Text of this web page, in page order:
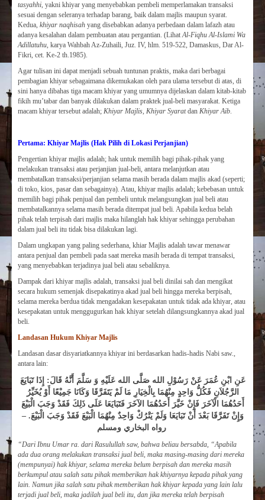
tasyahhi, yakni khiyar yang menyebabkan pembeli memperlamakan transaksi
sesuai dengan seleranya terhadap barang, baik dalam majlis maupun syarat.
Kedua, khiyar naqhisah yang disebabkan adanya perbedaan dalam lafazh atau
adanya kesalahan dalam pembuatan atau pergantian. (LihatAl-Fiqhu Al-Islami Wa
Adillatuhu, karya Wahbah Az-Zuhaili, Juz. IV, hlm. 519-522, Damaskus, Dar Al-
Fikri, cet. Ke-2 th.1985).
Agar tulisan ini dapat menjadi sebuah tuntunan praktis, maka dari berbagai
pembagian khiyar sebagaimana dikemukakan oleh para ulama tersebut di atas, di
sini hanya dibahas tiga macam khiyar yang umumnya dijelaskan dalam kitab-kitab
fikih mu’tabar dan banyak dilakukan dalam praktek jual-beli masyarakat. Ketiga
macam khiyar tersebut adalah; Khiyar Majlis, Khiyar Syaratdan Khiyar Aib.
Pertama: Khiyar Majlis (Hak Pilih di Lokasi Perjanjian)
Pengertian khiyar majlis adalah; hak untuk memilih bagi pihak-pihak yang
melakukan transaksi atau perjanjian jual-beli, antara melanjutkan atau
membatalkan transaksi/perjanjian selama masih berada dalam majlis akad (seperti;
di toko, kios, pasar dan sebagainya). Atau, khiyar majlis adalah; kebebasan untuk
memilih bagi pihak penjual dan pembeli untuk melangsungkan jual beli atau
membatalkannya selama masih berada ditempat jual beli. Apabila kedua belah
pihak telah terpisah dari majlis maka hilanglah hak khiyar sehingga perubahan
dalam jual beli itu tidak bisa dilakukan lagi.
Dalam ungkapan yang paling sederhana, khiar Majlis adalah tawar menawar
antara penjual dan pembeli pada saat mereka masih berada di tempat transaksi,
yang menyebabkan terjadinya jual beli atau sebaliknya.
Dampak dari khiyar majlis adalah, transaksi jual beli dinilai sah dan mengikat
secara hukum semenjak disepakatinya akad jual beli hingga mereka berpisah,
selama mereka berdua tidak mengadakan kesepakatan untuk tidak ada khiyar, atau
kesepakatan untuk menggugurkan hak khiyar setelah dilangsungkannya akad jual
beli.
Landasan Hukum Khiyar Majlis
Landasan dasar disyariatkannya khiyar ini berdasarkan hadis-hadis Nabi saw.,
antara lain:
عَنِ ابْنِ عُمَرَ عَنْ رَسُوْلِ الله صَلَّى الله عَلَيْهِ وَ سَلَّمَ أَنَّهُ قَالَ: إِذَا تَبَايَعَ
الرَّجُلاَنِ فَكُلُّ وَاحِدٍ مِنْهُمَا بِالْخِيَارِ مَا لَمْ يَتَفَرَّقَا وَكَانَا جَمِيْعًا أَوْ يُخَيِّرُ
أَحَدُهُمَا الْآخَرَ فَإِنْ خَيَّرَ أَحَدُهُمَا الآخَرَ فَتَبَايَعَا عَلَى ذَلِكَ فَقَدْ وَجَبَ الْبَيْعَ
وَإِنْ تَفَرَّقَا بَعْدَ أَنْ تَبَايَعَا وَلَمْ يَتْرُكْ وَاحِدٌ مِنْهُمَا الْبَيْعَ فَقَدْ وَجَبَ الْبَيْعَ. –
رواه البخاري ومسلم
“Dari Ibnu Umar ra. dari Rasulullah saw, bahwa beliau bersabda, “Apabila
ada dua orang melakukan transaksi jual beli, maka masing-masing dari mereka
(mempunyai) hak khiyar, selama mereka belum berpisah dan mereka masih
berkumpul atau salah satu pihak memberikan hak khiyarnya kepada pihak yang
lain. Namun jika salah satu pihak memberikan hak khiyar kepada yang lain lalu
terjadi jual beli, maka jadilah jual beli itu, dan jika mereka telah berpisah